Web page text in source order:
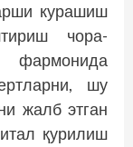
курашиш
чора-
фармонида
шу
жалб этган
қурилиш